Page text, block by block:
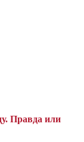
Правда или